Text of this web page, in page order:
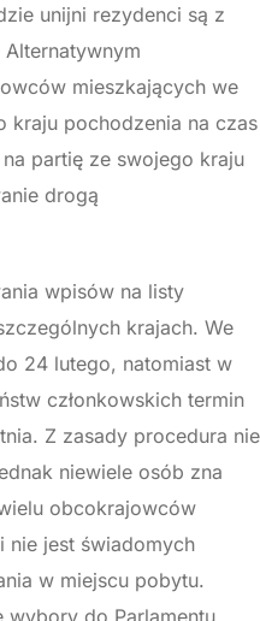
unijni rezydenci są z
mieszkających we
kraju pochodzenia na czas
na partię ze swojego kraju
drogą
wpisów na listy
krajach. We
24 lutego, natomiast w
członkowskich termin
Z zasady procedura nie
niewiele osób zna
obcokrajowców
nie jest świadomych
w miejscu pobytu.
wybory do Parlamentu